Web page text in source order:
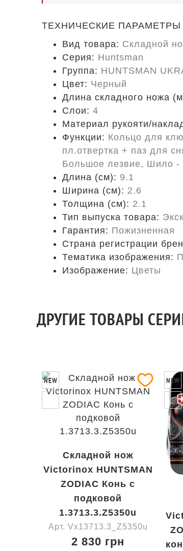
ТЕХНИЧЕСКИЕ ПАРАМЕТРЫ
Вид товара: Складной
Серия: Huntsman
Группа: HUNTSMAN
Цвет: Черный
Длина складного ножа
Слои: 4
Материал рукояти/
Функции: Кольцо для
пл.отвертка + паз для
Большое лезвие, Шило -
Длина (cм): 9.1
Ширина (см): 2.6
Толщина (см): 2.1
Тип выпуска товара:
Гарантия: Пожизненная
Страна регистрации
Тематика изображения:
Изображение: Цветы
ДРУГИЕ ТОВАРЫ
NEW
Складной нож
Victorinox HUNTSMAN
ZODIAC Конь с
подковой
1.3713.3.Z5350u
Арт. Vx13713.3_Z5350u
2 830 грн
NEW